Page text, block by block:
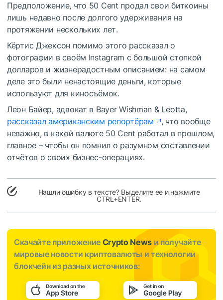
Предположение, что 50 Cent продал свои биткоины
лишь недавно после долгого удерживания на
протяжении нескольких лет.
Кёртис Джексон помимо этого рассказал о
фотографии в своём Instagram с большой стопкой
долларов и жизнерадостным описанием: на самом
деле это были ненастоящие деньги, которые
используют для киносъёмок.
Леон Байер, адвокат в Bayer Wishman & Leotta,
рассказал американским репортёрам
, что вообще
неважно, в какой валюте 50 Cent работал в прошлом,
главное – чтобы он помнил о разумном составлении
отчётов о своих бизнес-операциях.
Нашли ошибку в тексте? Выделите ее и нажмите
CTRL+ENTER.
Скачайте приложение Crypto News и получайте
мировые новости криптовалюты и технологии
блокчейн из разных источников: